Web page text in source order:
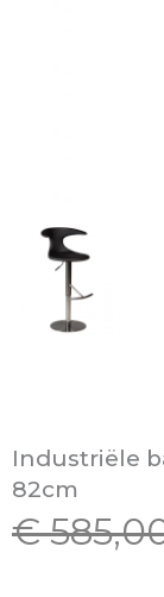
Industriële
82cm
€